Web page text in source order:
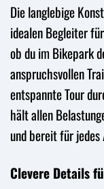
Die langlebige
idealen Begleiter
ob du im Bikepark
anspruchsvollen
entspannte Tour
hält allen
und bereit für jedes
Clevere Details